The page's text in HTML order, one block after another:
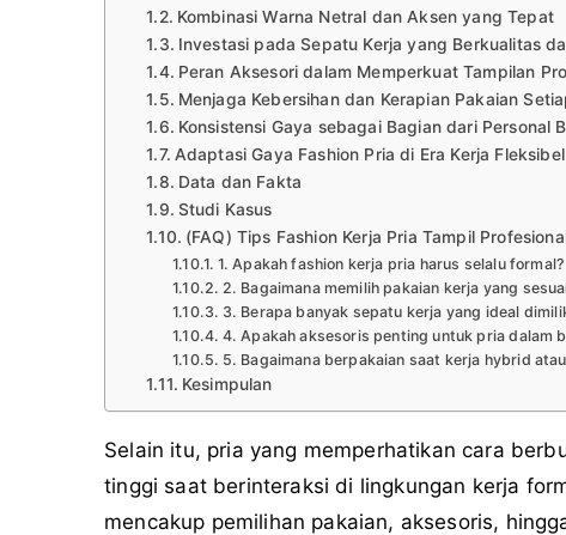
Kombinasi Warna Netral dan Aksen yang Tepat
Investasi pada Sepatu Kerja yang Berkualitas
Peran Aksesori dalam Memperkuat Tampilan
Menjaga Kebersihan dan Kerapian Pakaian
Konsistensi Gaya sebagai Bagian dari Personal
Adaptasi Gaya Fashion Pria di Era Kerja Fleksibel
Data dan Fakta
Studi Kasus
(FAQ) Tips Fashion Kerja Pria Tampil
1. Apakah fashion kerja pria harus selalu formal?
2. Bagaimana memilih pakaian kerja yang
3. Berapa banyak sepatu kerja yang ideal
4. Apakah aksesoris penting untuk pria dalam
5. Bagaimana berpakaian saat kerja hybrid
Kesimpulan
Selain itu, pria yang memperhatikan cara
tinggi saat berinteraksi di lingkungan kerja
mencakup pemilihan pakaian, aksesoris,